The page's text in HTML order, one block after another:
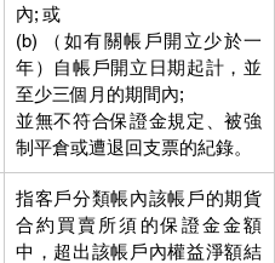
內; 或
(b) （如有關帳戶開立少於一
年）自帳戶開立日期起計，並
至少三個月的期間內;
並無不符合保證金規定、被強
制平倉或遭退回支票的紀錄。
指客戶分類帳內該帳戶的期貨
合約買賣所須的保證金金額
中，超出該帳戶內權益淨額結